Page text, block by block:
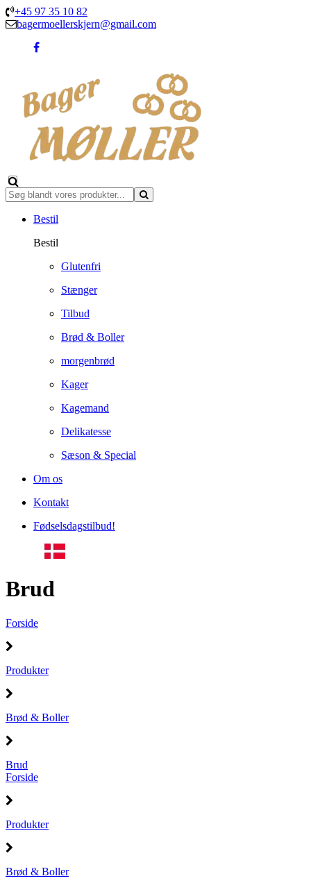
+45 97 35 10 82
bagermoellerskjern@gmail.com
Bestil
Bestil
Glutenfri
Stænger
Tilbud
Brød & Boller
morgenbrød
Kager
Kagemand
Delikatesse
Sæson & Special
Om os
Kontakt
Fødselsdagstilbud!
Brud
Forside
Produkter
Brød & Boller
Brud
Forside
Produkter
Brød & Boller